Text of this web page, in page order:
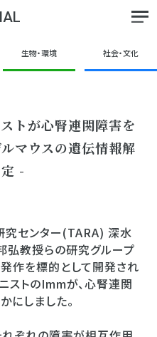
生物・環境 社会・文化
トが心腎連関障害を
マウスの遺伝情報解
-
究センター(TARA) 深水
弘教授らの研究グループ
作を標的として開発され
ストのImmが、心腎連関
にしました。